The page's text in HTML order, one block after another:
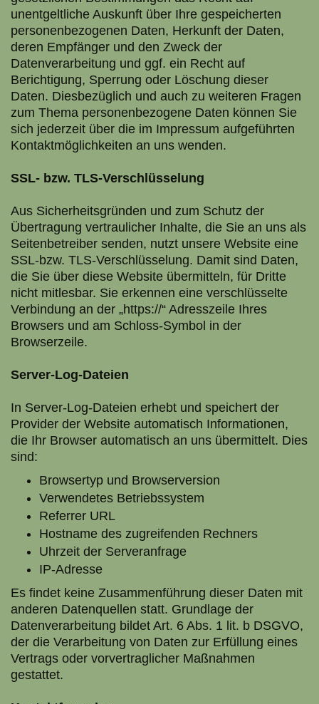
unentgeltliche Auskunft über Ihre gespeicherten
personenbezogenen Daten, Herkunft der Daten,
deren Empfänger und den Zweck der
Datenverarbeitung und ggf. ein Recht auf
Berichtigung, Sperrung oder Löschung dieser
Daten. Diesbezüglich und auch zu weiteren Fragen
zum Thema personenbezogene Daten können Sie
sich jederzeit über die im Impressum aufgeführten
Kontaktmöglichkeiten an uns wenden.
SSL- bzw. TLS-Verschlüsselung
Aus Sicherheitsgründen und zum Schutz der
Übertragung vertraulicher Inhalte, die Sie an uns als
Seitenbetreiber senden, nutzt unsere Website eine
SSL-bzw. TLS-Verschlüsselung. Damit sind Daten,
die Sie über diese Website übermitteln, für Dritte
nicht mitlesbar. Sie erkennen eine verschlüsselte
Verbindung an der „https://“ Adresszeile Ihres
Browsers und am Schloss-Symbol in der
Browserzeile.
Server-Log-Dateien
In Server-Log-Dateien erhebt und speichert der
Provider der Website automatisch Informationen,
die Ihr Browser automatisch an uns übermittelt. Dies
sind:
Browsertyp und Browserversion
Verwendetes Betriebssystem
Referrer URL
Hostname des zugreifenden Rechners
Uhrzeit der Serveranfrage
IP-Adresse
Es findet keine Zusammenführung dieser Daten mit
anderen Datenquellen statt. Grundlage der
Datenverarbeitung bildet Art. 6 Abs. 1 lit. b DSGVO,
der die Verarbeitung von Daten zur Erfüllung eines
Vertrags oder vorvertraglicher Maßnahmen
gestattet.